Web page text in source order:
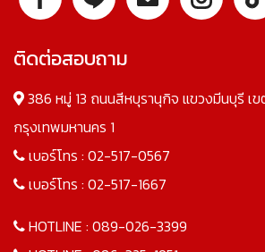
ติดต่อสอบถาม
386 หมู่ 13 ถนนสีหบุรานุกิจ แขวงมีนบุรี เ
กรุงเทพมหานคร 1
เบอร์โทร : 02-517-0567
เบอร์โทร : 02-517-1667
HOTLINE : 089-026-3399